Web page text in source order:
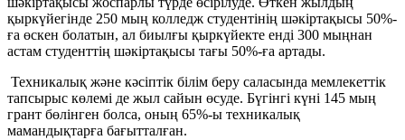
қыркүйегінде 250 мың колледж студентінің шәкіртақысы 50%-
ға өскен болатын, ал биылғы қыркүйекте енді 300 мыңнан
астам студенттің шәкіртақысы тағы 50%-ға артады.
Техникалық және кәсіптік білім беру саласында мемлекеттік
тапсырыс көлемі де жыл сайын өсуде. Бүгінгі күні 145 мың
грант бөлінген болса, оның 65%-ы техникалық
мамандықтарға бағытталған.